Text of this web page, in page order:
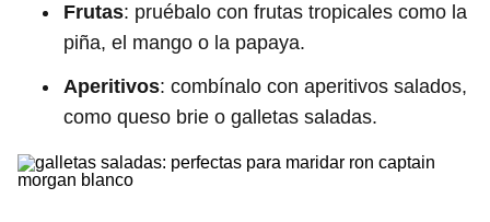
Frutas: pruébalo con frutas tropicales como la
piña, el mango o la papaya.
Aperitivos: combínalo con aperitivos salados,
como queso brie o galletas saladas.